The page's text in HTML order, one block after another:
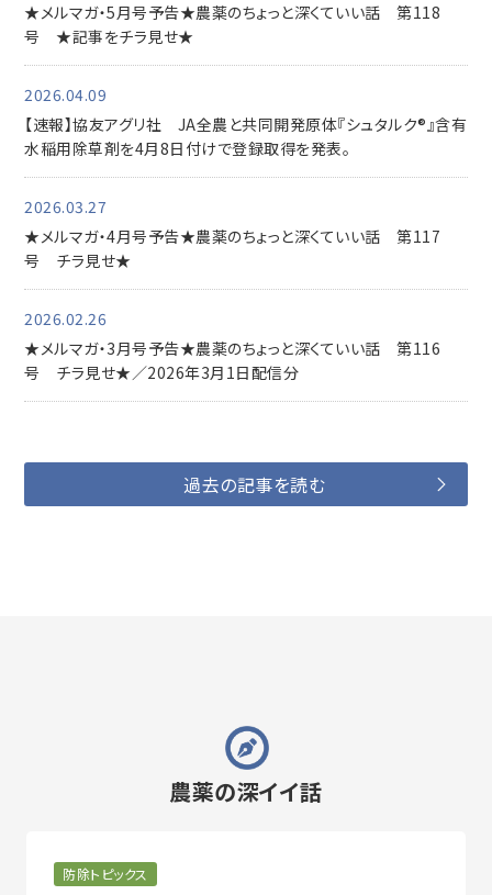
★メルマガ・5月号予告★農薬のちょっと深くていい話 第118
号 ★記事をチラ見せ★
2026.04.09
【速報】協友アグリ社 JA全農と共同開発原体『シュタルク®』含有
水稲用除草剤を4月8日付けで登録取得を発表。
2026.03.27
★メルマガ・4月号予告★農薬のちょっと深くていい話 第117
号 チラ見せ★
2026.02.26
★メルマガ・3月号予告★農薬のちょっと深くていい話 第116
号 チラ見せ★／2026年3月1日配信分
過去の記事を読む
農薬の深イイ話
防除トピックス